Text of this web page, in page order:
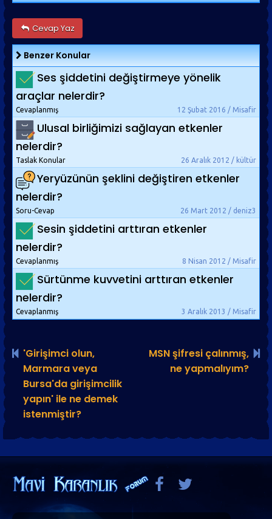
Cevap Yaz
Benzer Konular
Ses şiddetini değiştirmeye yönelik
araçlar nelerdir?
12 Şubat 2016 / Misafir
Cevaplanmış
Ulusal birliğimizi sağlayan etkenler
nelerdir?
26 Aralık 2012 / kültür
Taslak Konular
Yeryüzünün şeklini değiştiren etkenler
nelerdir?
26 Mart 2012 / deniz3
Soru-Cevap
Sesin şiddetini arttıran etkenler
nelerdir?
8 Nisan 2012 / Misafir
Cevaplanmış
Sürtünme kuvvetini arttıran etkenler
nelerdir?
3 Aralık 2013 / Misafir
Cevaplanmış
'Girişimci olun,
Marmara veya
Bursa'da girişimcilik
yapın' ile ne demek
istenmiştir?
MSN şifresi çalınmış,
ne yapmalıyım?